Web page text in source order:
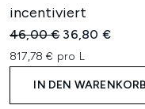
incentiviert
Unverbindliche
46,00 € Aktueller Preis:
36,80 €
817,78 € pro L
IN DEN WARENKORB